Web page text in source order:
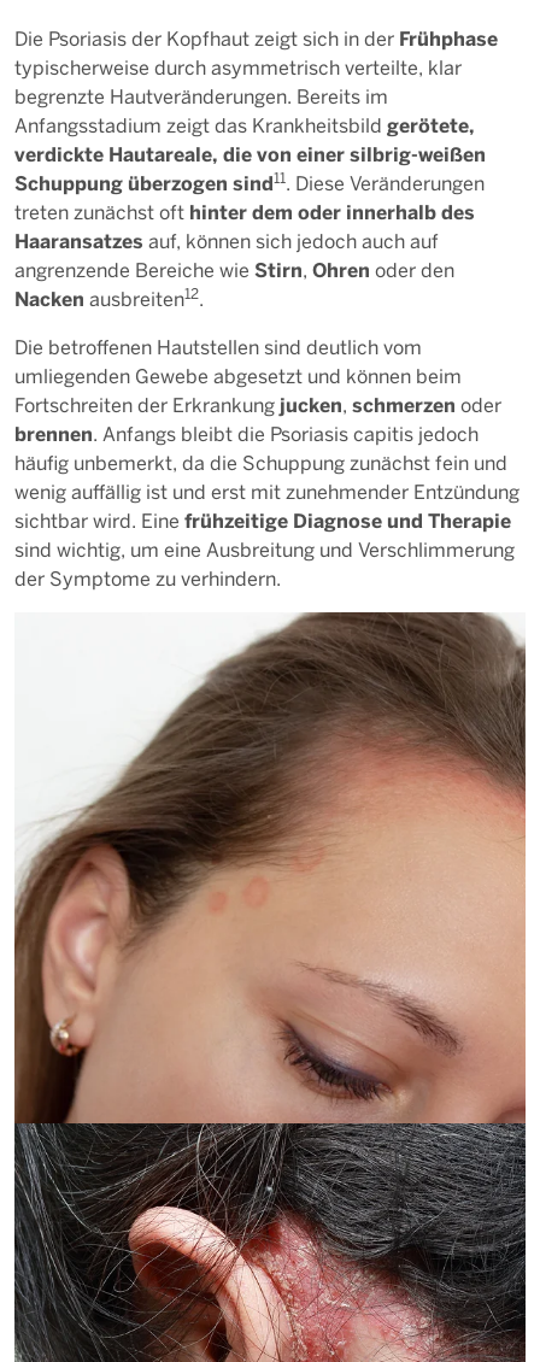
Die Psoriasis der Kopfhaut zeigt sich in der Frühphase
typischerweise durch asymmetrisch verteilte, klar
begrenzte Hautveränderungen. Bereits im
Anfangsstadium zeigt das Krankheitsbild gerötete,
verdickte Hautareale, die von einer silbrig-weißen
Schuppung überzogen sind11. Diese Veränderungen
treten zunächst oft hinter dem oder innerhalb des
Haaransatzes auf, können sich jedoch auch auf
angrenzende Bereiche wie Stirn, Ohren oder den
Nacken ausbreiten12.
Die betroffenen Hautstellen sind deutlich vom
umliegenden Gewebe abgesetzt und können beim
Fortschreiten der Erkrankung jucken, schmerzen oder
brennen. Anfangs bleibt die Psoriasis capitis jedoch
häufig unbemerkt, da die Schuppung zunächst fein und
wenig auffällig ist und erst mit zunehmender Entzündung
sichtbar wird. Eine frühzeitige Diagnose und Therapie
sind wichtig, um eine Ausbreitung und Verschlimmerung
der Symptome zu verhindern.